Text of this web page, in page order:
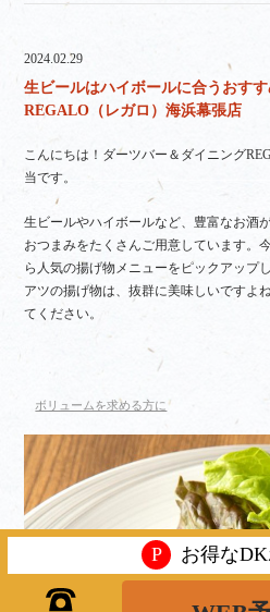
2024.02.29
生ビールはハイボールに合うおすす
REGALO（レガロ）海浜幕張店
こんにちは！ダーツバー＆ダイニング
当です。
生ビールやハイボールなど、豊富なお酒
おつまみをたくさんご用意しています。
ら人気の揚げ物メニューをピックアップ
アツの揚げ物は、抜群に美味しいですよ
てください。
ボリュームを求める方に
P お得な